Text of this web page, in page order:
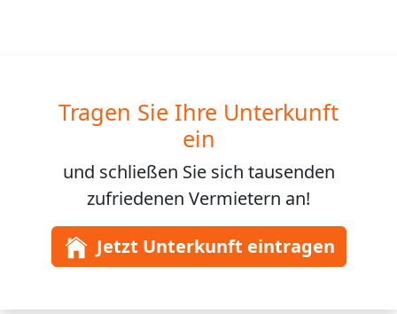
Tragen Sie Ihre Unterkunft
ein
und schließen Sie sich tausenden
zufriedenen Vermietern an!
Jetzt Unterkunft eintragen